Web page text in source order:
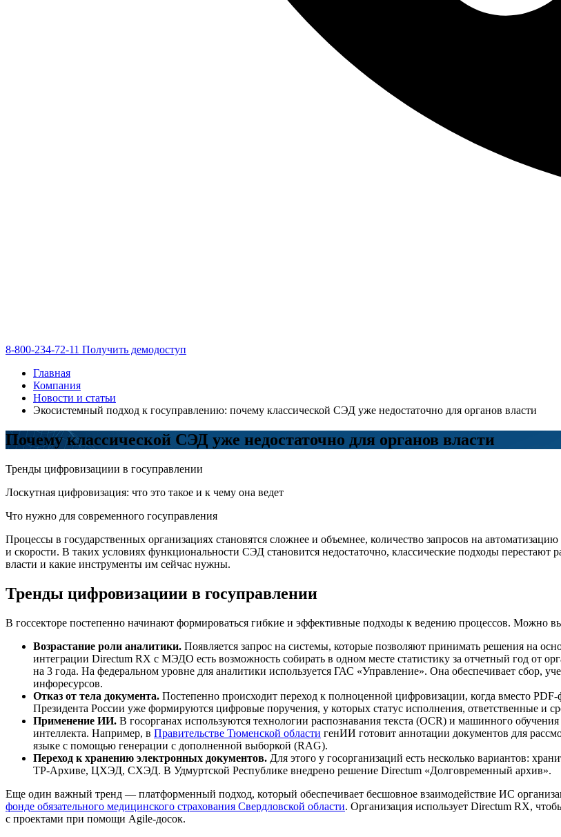
8-800-234-72-11 Получить демодоступ
Главная
Компания
Новости и статьи
Экосистемный подход к госуправлению: почему классической СЭД уже недостаточно для органов власти
Почему классической СЭД уже недостаточно для органов власти
Тренды цифровизациии в госуправлении
Лоскутная цифровизация: что это такое и к чему она ведет
Что нужно для современного госуправления
Процессы в государственных организациях становятся сложнее и объемнее, количество запросов на
и скорости. В таких условиях функциональности СЭД становится недостаточно, классические подходы перестают
власти и какие инструменты им сейчас нужны.
Тренды цифровизациии в госуправлении
В госсекторе постепенно начинают формироваться гибкие и эффективные подходы к ведению процессов. Можно
Возрастание роли аналитики. Появляется запрос на системы, которые позволяют принимать решения на
интеграции Directum RX с МЭДО есть возможность собирать в одном месте статистику за отчетный год от
на 3 года. На федеральном уровне для аналитики используется ГАС «Управление». Она обеспечивает сбор,
инфоресурсов.
Отказ от тела документа. Постепенно происходит переход к полноценной цифровизации, когда вместо
Президента России уже формируются цифровые поручения, у которых статус исполнения, ответственные и
Применение ИИ. В госорганах используются технологии распознавания текста (OCR) и машинного
интеллекта. Например, в Правительстве Тюменской области генИИ готовит аннотации документов для
языке с помощью генерации с дополненной выборкой (RAG).
Переход к хранению электронных документов. Для этого у госорганизаций есть несколько вариантов:
ТР-Архиве, ЦХЭД, СХЭД. В Удмуртской Республике внедрено решение Directum «Долговременный архив».
Еще один важный тренд — платформенный подход, который обеспечивает бесшовное взаимодействие ИС
фонде обязательного медицинского страхования Свердловской области. Организация использует Directum RX,
с проектами при помощи Agile-досок.